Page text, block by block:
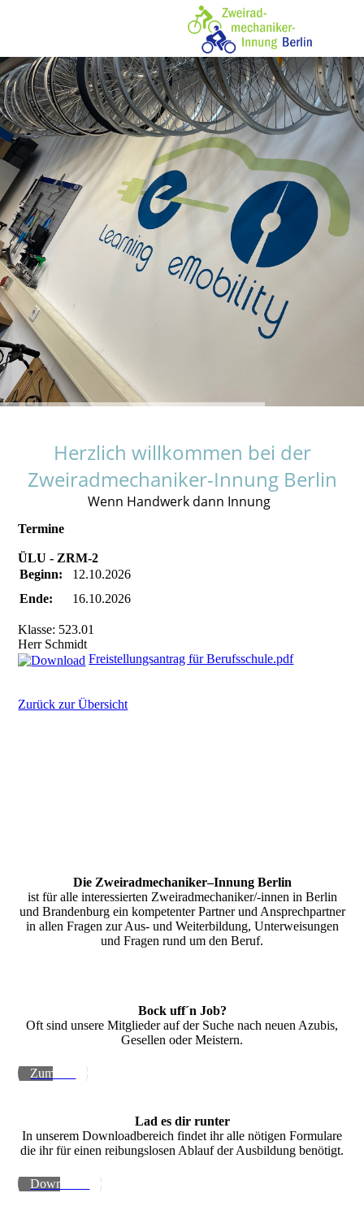
Herzlich willkommen bei der
Zweiradmechaniker-Innung Berlin
Wenn Handwerk dann Innung
Termine
ÜLU - ZRM-2
Beginn:
12.10.2026
Ende:
16.10.2026
Klasse: 523.01
Herr Schmidt
Freistellungsantrag für Berufsschule.pdf
Zurück zur Übersicht
Die Zweiradmechaniker–Innung Berlin
ist für alle interessierten Zweiradmechaniker/-innen in Berlin
und Brandenburg ein kompetenter Partner und Ansprechpartner
in allen Fragen zur Aus- und Weiterbildung, Unterweisungen
und Fragen rund um den Beruf.
Bock uff´n Job?
Oft sind unsere Mitglieder auf der Suche nach neuen Azubis,
Gesellen oder Meistern.
Zum Job
Lad es dir runter
In unserem Downloadbereich findet ihr alle nötigen Formulare
die ihr für einen reibungslosen Ablauf der Ausbildung benötigt.
Downloads